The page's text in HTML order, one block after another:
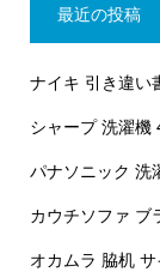
最近の投稿
ナイキ 引き違い
シャープ 洗濯機
パナソニック 洗
カウチソファ ブ
オカムラ 脇机